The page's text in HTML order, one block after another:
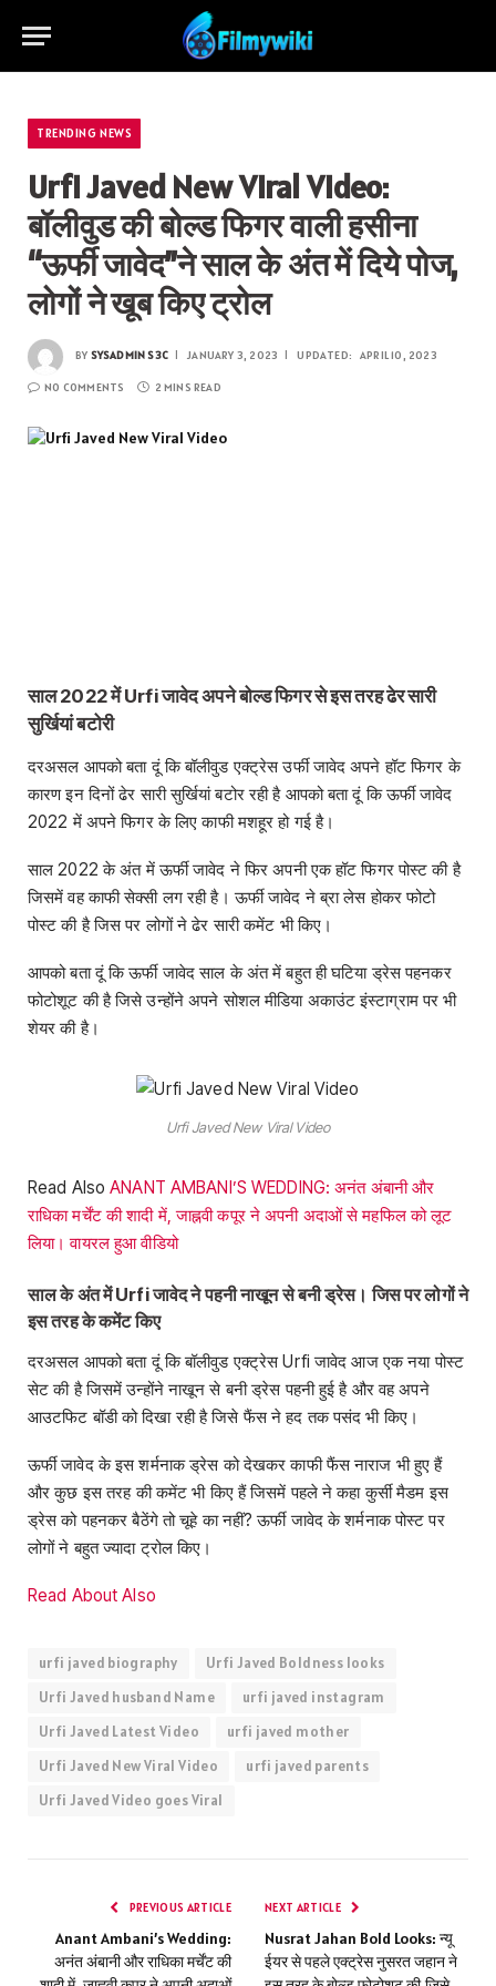
TRENDING NEWS
Urfi Javed New Viral Video:
बॉलीवुड की बोल्ड फिगर वाली हसीना
“ऊर्फी जावेद”ने साल के अंत में दिये पोज,
लोगों ने खूब किए ट्रोल
BY SYSADMIN S3C JANUARY 3, 2023 UPDATED: APRIL 10, 2023
NO COMMENTS 2 MINS READ
साल 2022 में Urfi जावेद अपने बोल्ड फिगर से इस तरह ढेर सारी
सुर्खियां बटोरी
दरअसल आपको बता दूं कि बॉलीवुड एक्ट्रेस उर्फी जावेद अपने हॉट फिगर के
कारण इन दिनों ढेर सारी सुर्खियां बटोर रही है आपको बता दूं कि ऊर्फी जावेद
2022 में अपने फिगर के लिए काफी मशहूर हो गई है।
साल 2022 के अंत में ऊर्फी जावेद ने फिर अपनी एक हॉट फिगर पोस्ट की है
जिसमें वह काफी सेक्सी लग रही है। ऊर्फी जावेद ने ब्रा लेस होकर फोटो
पोस्ट की है जिस पर लोगों ने ढेर सारी कमेंट भी किए।
आपको बता दूं कि ऊर्फी जावेद साल के अंत में बहुत ही घटिया ड्रेस पहनकर
फोटोशूट की है जिसे उन्होंने अपने सोशल मीडिया अकाउंट इंस्टाग्राम पर भी
शेयर की है।
Urfi Javed New Viral Video
Read AlsoANANT AMBANI’S WEDDING: अनंत अंबानी और
राधिका मर्चेंट की शादी में, जाह्नवी कपूर ने अपनी अदाओं से महफिल को लूट
लिया। वायरल हुआ वीडियो
साल के अंत में Urfi जावेद ने पहनी नाखून से बनी ड्रेस। जिस पर लोगों ने
इस तरह के कमेंट किए
दरअसल आपको बता दूं कि बॉलीवुड एक्ट्रेस Urfi जावेद आज एक नया पोस्ट
सेट की है जिसमें उन्होंने नाखून से बनी ड्रेस पहनी हुई है और वह अपने
आउटफिट बॉडी को दिखा रही है जिसे फैंस ने हद तक पसंद भी किए।
ऊर्फी जावेद के इस शर्मनाक ड्रेस को देखकर काफी फैंस नाराज भी हुए हैं
और कुछ इस तरह की कमेंट भी किए हैं जिसमें पहले ने कहा कुर्सी मैडम इस
ड्रेस को पहनकर बैठेंगे तो चूहे का नहीं? ऊर्फी जावेद के शर्मनाक पोस्ट पर
लोगों ने बहुत ज्यादा ट्रोल किए।
Read About Also
urfi javed biography
Urfi Javed Boldness looks
Urfi Javed husband Name
urfi javed instagram
Urfi Javed Latest Video
urfi javed mother
Urfi Javed New Viral Video
urfi javed parents
Urfi Javed Video goes Viral
PREVIOUS ARTICLE
Anant Ambani’s Wedding:
अनंत अंबानी और राधिका मर्चेंट की
NEXT ARTICLE
Nusrat Jahan Bold Looks: न्यू
ईयर से पहले एक्ट्रेस नुसरत जहान ने